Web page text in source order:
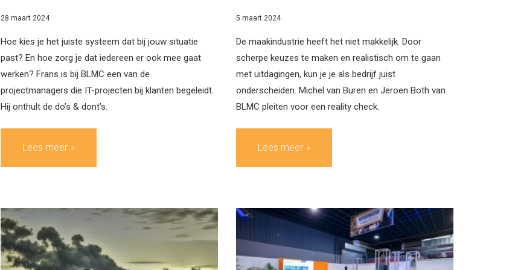
28 maart 2024
Hoe kies je het juiste systeem dat bij jouw situatie
past? En hoe zorg je dat iedereen er ook mee gaat
werken? Frans is bij BLMC een van de
projectmanagers die IT-projecten bij klanten begeleidt.
Hij onthult de do’s & dont’s.
Lees meer
5 maart 2024
De maakindustrie heeft het niet makkelijk. Door
scherpe keuzes te maken en realistisch om te gaan
met uitdagingen, kun je je als bedrijf juist
onderscheiden. Michel van Buren en Jeroen Both van
BLMC pleiten voor een reality check.
Lees meer